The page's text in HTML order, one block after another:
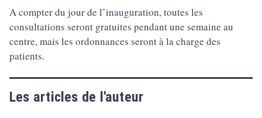
A compter du jour de l’inauguration, toutes les
consultations seront gratuites pendant une semaine au
centre, mais les ordonnances seront à la charge des
patients.
Les articles de l'auteur